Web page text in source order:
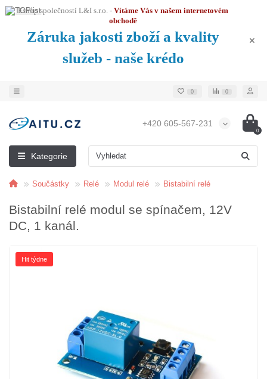
Eshop společností L&I s.r.o. - Vítáme Vás v našem internetovém
obchodě
Záruka jakosti zboží a kvality
služeb - naše krédo
0 0
+420 605-567-231
0
Kategorie
Součástky Relé Modul relé Bistabilní relé
Bistabilní relé modul se spínačem, 12V
DC, 1 kanál.
Hit týdne